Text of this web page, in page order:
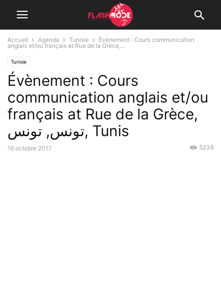
Accueil Agenda Tunisie
Évènement : Cours communication
anglais et/ou français at Rue de la Grèce,...
Tunisie
Évènement : Cours
communication anglais et/ou
français at Rue de la Grèce,
تونس, تونس, Tunis
16 octobre 2017 5238